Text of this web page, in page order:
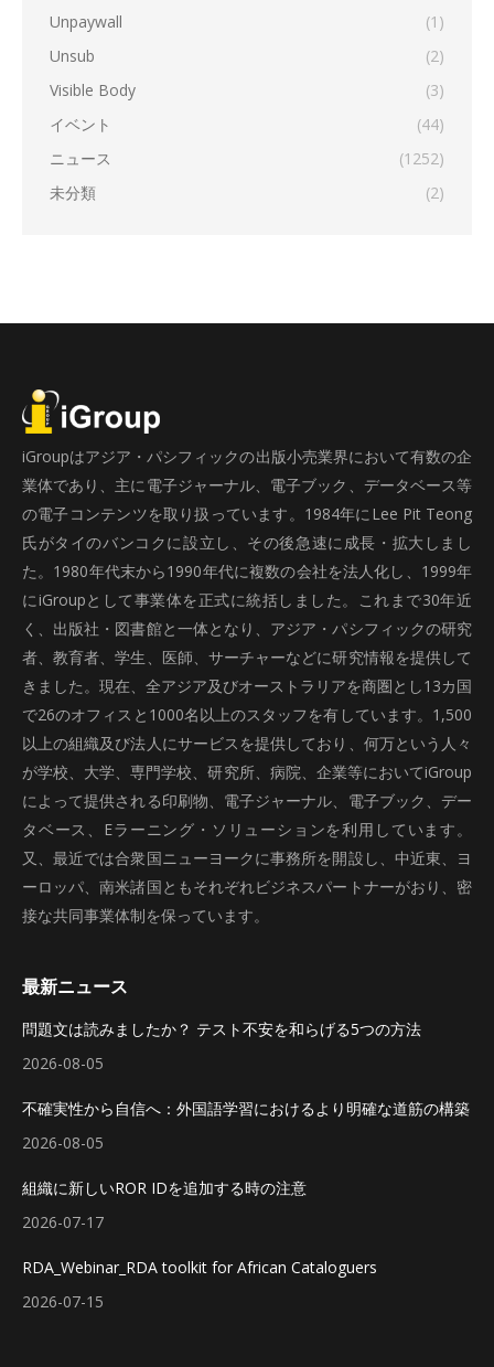
Unpaywall
(1)
Unsub
(2)
Visible Body
(3)
イベント
(44)
ニュース
(1252)
未分類
(2)
iGroupはアジア・パシフィックの出版小売業界において有数の企
業体であり、主に電子ジャーナル、電子ブック、データベース等
の電子コンテンツを取り扱っています。1984年にLee Pit Teong
氏がタイのバンコクに設立し、その後急速に成長・拡大しまし
た。1980年代末から1990年代に複数の会社を法人化し、1999年
にiGroupとして事業体を正式に統括しました。これまで30年近
く、出版社・図書館と一体となり、アジア・パシフィックの研究
者、教育者、学生、医師、サーチャーなどに研究情報を提供して
きました。現在、全アジア及びオーストラリアを商圏とし13カ国
で26のオフィスと1000名以上のスタッフを有しています。1,500
以上の組織及び法人にサービスを提供しており、何万という人々
が学校、大学、専門学校、研究所、病院、企業等においてiGroup
によって提供される印刷物、電子ジャーナル、電子ブック、デー
タベース、Eラーニング・ソリューションを利用しています。
又、最近では合衆国ニューヨークに事務所を開設し、中近東、ヨ
ーロッパ、南米諸国ともそれぞれビジネスパートナーがおり、密
接な共同事業体制を保っています。
最新ニュース
問題文は読みましたか？ テスト不安を和らげる5つの方法
2026-08-05
不確実性から自信へ：外国語学習におけるより明確な道筋の構築
2026-08-05
組織に新しいROR IDを追加する時の注意
2026-07-17
RDA_Webinar_RDA toolkit for African Cataloguers
2026-07-15